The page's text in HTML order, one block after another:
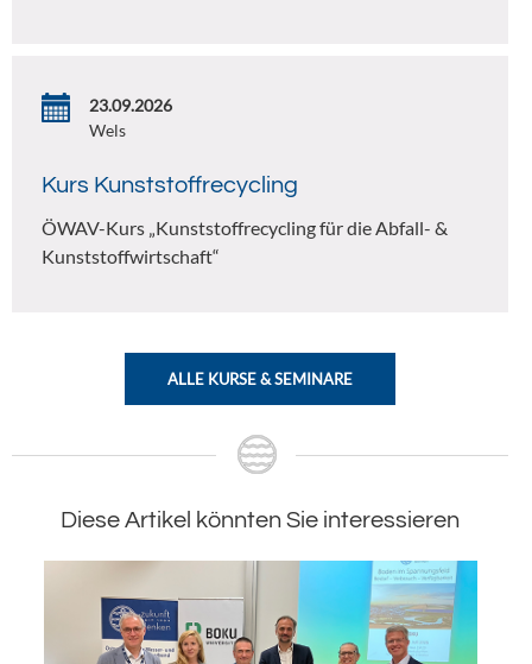
23.09.2026
Wels
Kurs Kunststoffrecycling
ÖWAV-Kurs „Kunststoffrecycling für die Abfall- &
Kunststoffwirtschaft“
ALLE KURSE & SEMINARE
Diese Artikel könnten Sie interessieren